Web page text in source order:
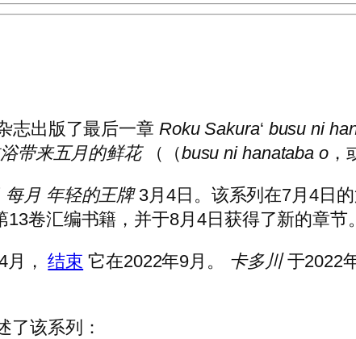
志出版了最后一章 Roku Sakura‘ busu ni
带来五月的鲜花（（busu ni hanataba o，
每月 年轻的王牌3月4日。该系列在7月4日
卷汇编书籍，并于8月4日获得了新的章节。
月，结束 它在2022年9月。 卡多川于2022
了该系列：